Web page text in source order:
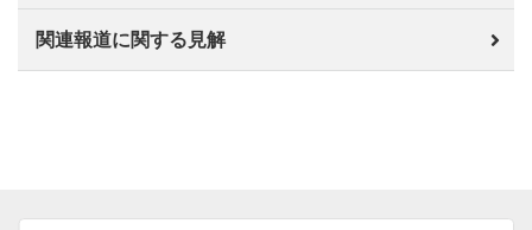
関連報道に関する見解